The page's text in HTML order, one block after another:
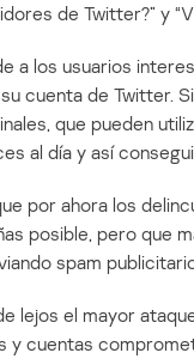
de Twitter?” y
a los usuarios
cuenta de Twitter.
que pueden
al día y así
por ahora los
posible, pero que
spam
lejos el mayor
y cuentas